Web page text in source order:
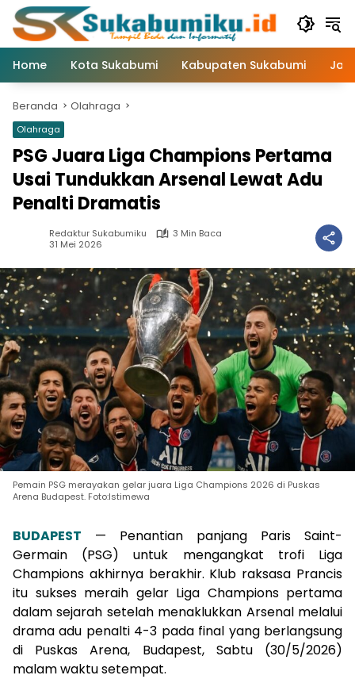
Langsung
konten
Home
Kota Sukabumi Kabupaten Sukabumi
Beranda Olahraga
Olahraga
PSG Juara Liga Champions Pertama
Usai Tundukkan Arsenal Lewat Adu
Penalti Dramatis
Redaktur Sukabumiku
3 Min Baca
31 Mei 2026
Pemain PSG merayakan gelar juara Liga Champions 2026 di Puskas
Arena Budapest. Foto:Istimewa
BUDAPEST — Penantian panjang Paris Saint-
Germain (PSG) untuk mengangkat trofi Liga
Champions akhirnya berakhir. Klub raksasa Prancis
itu sukses meraih gelar Liga Champions pertama
dalam sejarah setelah menaklukkan Arsenal melalui
drama adu penalti 4-3 pada final yang berlangsung
di Puskas Arena, Budapest, Sabtu (30/5/2026)
malam waktu setempat.